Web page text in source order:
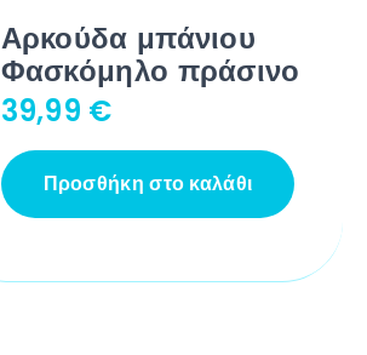
Αρκούδα μπάνιου
Φασκόμηλο πράσινο
39,99 €
Προσθήκη στο καλάθι